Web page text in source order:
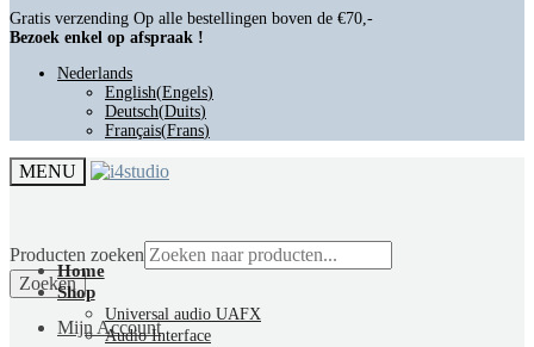
Gratis verzending Op alle bestellingen boven de €70,-
Bezoek enkel op afspraak !
Nederlands
English(Engels)
Deutsch(Duits)
Français(Frans)
MENU
Producten zoeken
Zoeken
Mijn Account
Home
Shop
Universal audio UAFX
Audio Interface